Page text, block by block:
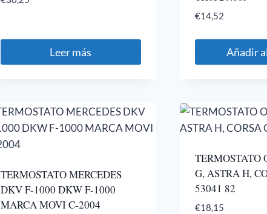
Leer más
€14,52
Añadir
TERMOSTATO MERCEDES
DKV F-1000 DKW F-1000
MARCA MOVI C-2004
TERMOSTATO
G, ASTRA H,
53041 82
€18,15